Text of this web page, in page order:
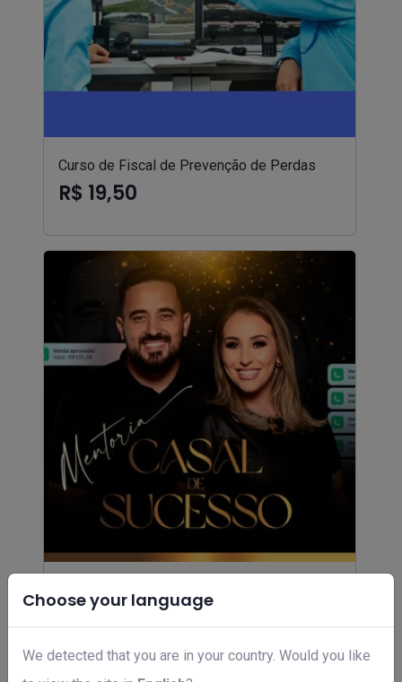
Choose your language
We detected that you are in your country. Would you like
Curso de Fiscal de Prevenção de Perdas
R$ 19,50
MCS - Mentoria Casal de Sucesso
R$ 497,00